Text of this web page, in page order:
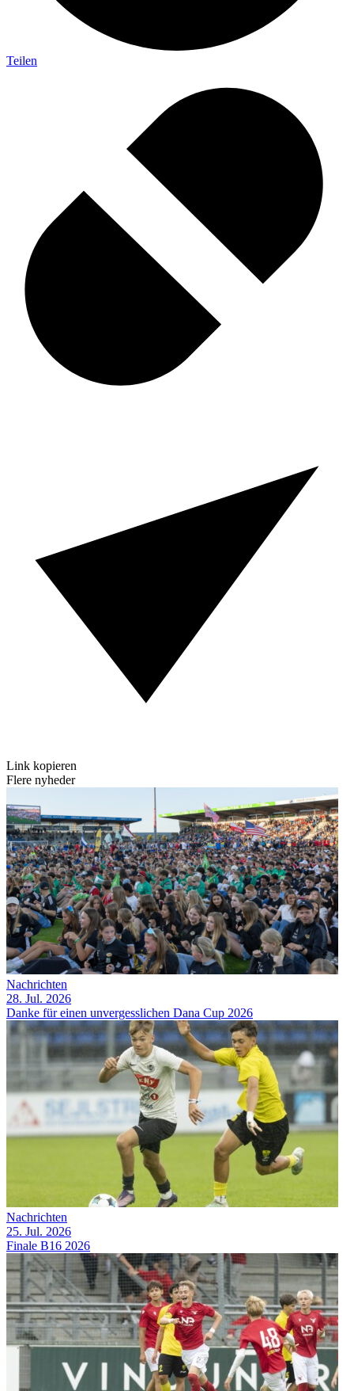
Teilen
Link kopieren
Flere nyheder
Nachrichten
28. Jul. 2026
Danke für einen unvergesslichen Dana Cup 2026
Nachrichten
25. Jul. 2026
Finale B16 2026